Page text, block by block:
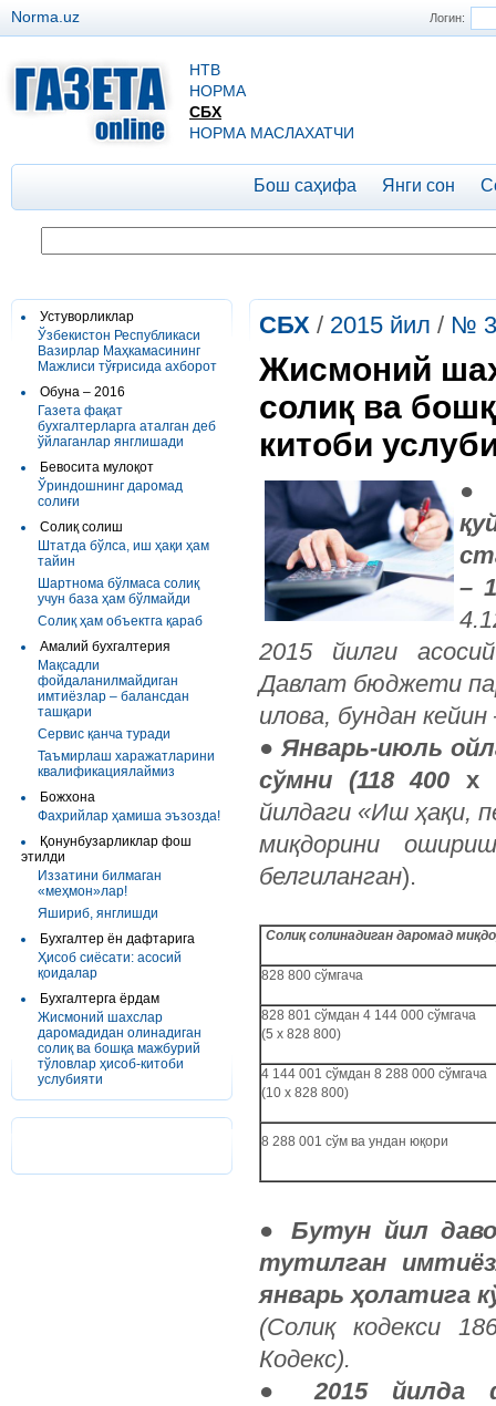
Логин:
Norma.uz
НТВ
НОРМА
СБХ
НОРМА МАСЛАХАТЧИ
Бош саҳифа Янги сон
Устуворликлар
Ўзбекистон Республикаси
Вазирлар Маҳкамасининг
Мажлиси тўғрисида ахборот
Обуна – 2016
Газета фақат
бухгалтерларга аталган деб
ўйлаганлар янглишади
Бевосита мулоқот
Ўриндошнинг даромад
солиғи
Солиқ солиш
Штатда бўлса, иш ҳақи ҳам
тайин
Шартнома бўлмаса солиқ
учун база ҳам бўлмайди
Солиқ ҳам объектга қараб
Амалий бухгалтерия
Мақсадли
фойдаланилмайдиган
имтиёзлар – балансдан
ташқари
Сервис қанча туради
Таъмирлаш харажатларини
квалификациялаймиз
Божхона
Фахрийлар ҳамиша эъзозда!
Қонунбузарликлар фош
этилди
Иззатини билмаган
«меҳмон»лар!
Яшириб, янглишди
Бухгалтер ён дафтарига
Ҳисоб сиёсати: асосий
қоидалар
Бухгалтерга ёрдам
Жисмоний шахслар
даромадидан олинадиган
солиқ ва бошқа мажбурий
тўловлар ҳисоб-китоби
услубияти
СБХ / 2015 йил / №
Жисмоний
солиқ ва
китоби
●
–
2015 йилги
Давлат бюджети
илова, бундан
● Январь-июль
сўмни (118 400 х
йилдаги «Иш ҳақи,
миқдорини
белгиланган).
Солиқ солинадиган даромад
828 800 сўмгача
828 801 сўмдан 4 144 000 сўмгача
(5 х 828 800)
4 144 001 сўмдан 8 288 000 сўмгача
(10 х 828 800)
8 288 001 сўм ва ундан юқори
●
Бутун йил
тутилган
январь ҳолатига
(Солиқ кодекси
Кодекс).
●
2015 йилда